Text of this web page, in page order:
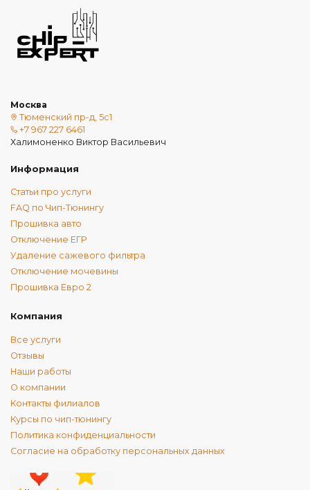
Москва
Тюменский пр-д, 5с1
+7 967 227 6461
Халимоненко Виктор Васильевич
Информация
Статьи про услуги
FAQ по Чип-Тюнингу
Прошивка авто
Отключение ЕГР
Удаление сажевого фильтра
Отключение мочевины
Прошивка Евро 2
Компания
Все услуги
Отзывы
Наши работы
О компании
Контакты филиалов
Курсы по чип-тюнингу
Политика конфиденциальности
Согласие на обработку персональных данных